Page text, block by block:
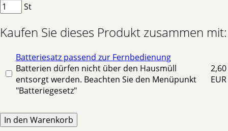
St
Kaufen Sie dieses Produkt zusammen mit:
Batteriesatz passend zur Fernbedienung
Batterien dürfen nicht über den Hausmüll
entsorgt werden. Beachten Sie den Menüpunkt
"Batteriegesetz"
2,60
EUR
In den Warenkorb